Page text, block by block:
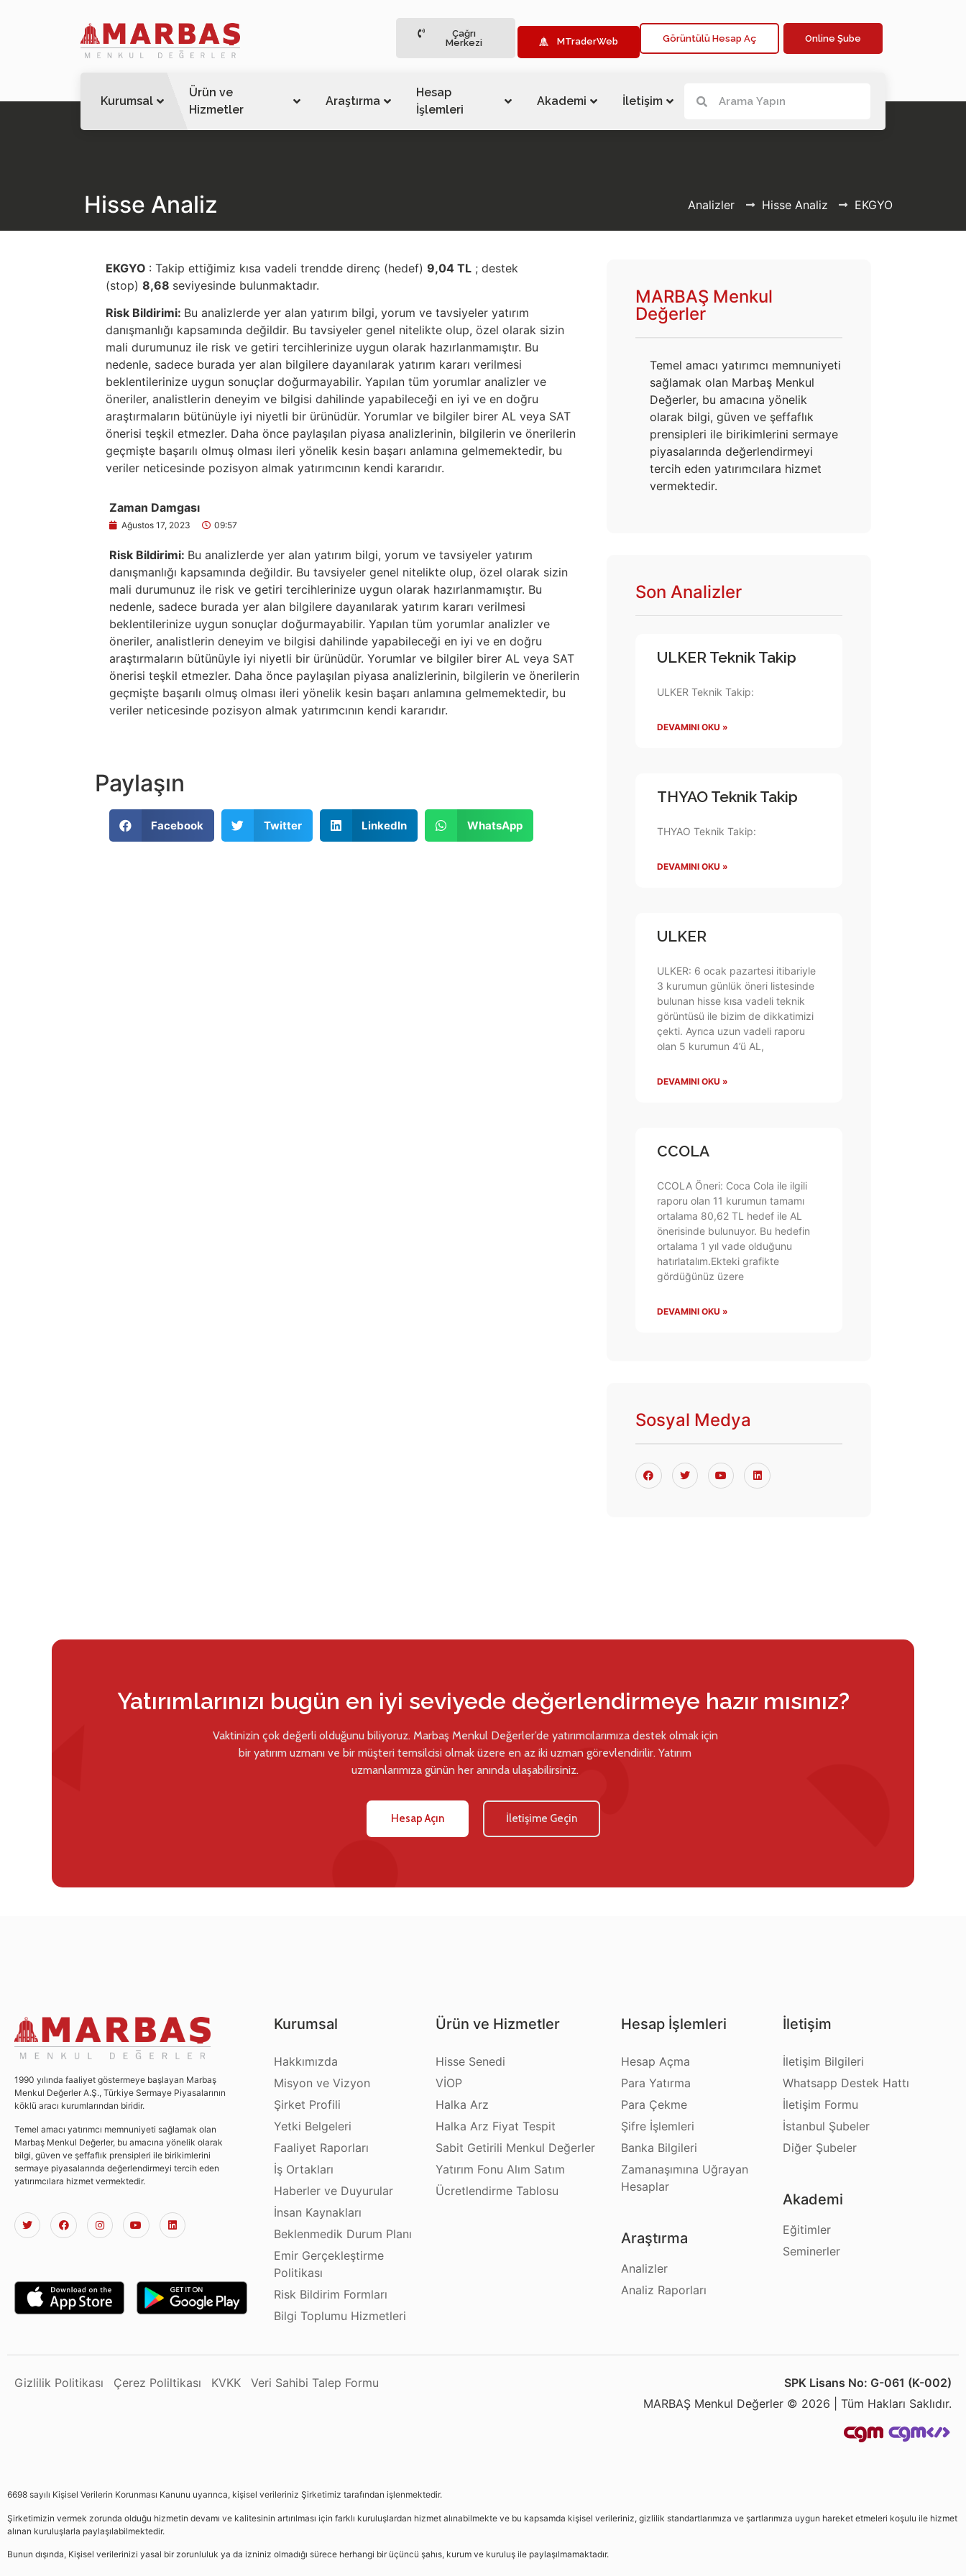
Çağrı
Merkezi
MTraderWeb Görüntülü Hesap Aç Online Şube
Kurumsal
Ürün ve
Hizmetler
Araştırma
Hesap
İşlemleri
Akademi İletişim
Hisse Analiz Analizler Hisse Analiz EKGYO
EKGYO : Takip ettiğimiz kısa vadeli trendde direnç (hedef) 9,04 TL; destek
(stop) 8,68 seviyesinde bulunmaktadır.
Risk Bildirimi: Bu analizlerde yer alan yatırım bilgi, yorum ve tavsiyeler yatırım
danışmanlığı kapsamında değildir. Bu tavsiyeler genel nitelikte olup, özel olarak sizin
mali durumunuz ile risk ve getiri tercihlerinize uygun olarak hazırlanmamıştır. Bu
nedenle, sadece burada yer alan bilgilere dayanılarak yatırım kararı verilmesi
beklentilerinize uygun sonuçlar doğurmayabilir. Yapılan tüm yorumlar analizler ve
öneriler, analistlerin deneyim ve bilgisi dahilinde yapabileceği en iyi ve en doğru
araştırmaların bütünüyle iyi niyetli bir ürünüdür. Yorumlar ve bilgiler birer AL veya SAT
önerisi teşkil etmezler. Daha önce paylaşılan piyasa analizlerinin, bilgilerin ve önerilerin
geçmişte başarılı olmuş olması ileri yönelik kesin başarı anlamına gelmemektedir, bu
veriler neticesinde pozisyon almak yatırımcının kendi kararıdır.
Zaman Damgası
Ağustos 17, 2023 09:57
Risk Bildirimi: Bu analizlerde yer alan yatırım bilgi, yorum ve tavsiyeler yatırım
danışmanlığı kapsamında değildir. Bu tavsiyeler genel nitelikte olup, özel olarak sizin
mali durumunuz ile risk ve getiri tercihlerinize uygun olarak hazırlanmamıştır. Bu
nedenle, sadece burada yer alan bilgilere dayanılarak yatırım kararı verilmesi
beklentilerinize uygun sonuçlar doğurmayabilir. Yapılan tüm yorumlar analizler ve
öneriler, analistlerin deneyim ve bilgisi dahilinde yapabileceği en iyi ve en doğru
araştırmaların bütünüyle iyi niyetli bir ürünüdür. Yorumlar ve bilgiler birer AL veya SAT
önerisi teşkil etmezler. Daha önce paylaşılan piyasa analizlerinin, bilgilerin ve önerilerin
geçmişte başarılı olmuş olması ileri yönelik kesin başarı anlamına gelmemektedir, bu
veriler neticesinde pozisyon almak yatırımcının kendi kararıdır.
Paylaşın
Facebook Twitter LinkedIn WhatsApp
MARBAŞ Menkul
Değerler
Temel amacı yatırımcı memnuniyeti
sağlamak olan Marbaş Menkul
Değerler, bu amacına yönelik
olarak bilgi, güven ve şeffaflık
prensipleri ile birikimlerini sermaye
piyasalarında değerlendirmeyi
tercih eden yatırımcılara hizmet
vermektedir.
Son Analizler
ULKER Teknik Takip
ULKER Teknik Takip:
DEVAMINI OKU »
THYAO Teknik Takip
THYAO Teknik Takip:
DEVAMINI OKU »
ULKER
ULKER: 6 ocak pazartesi itibariyle
3 kurumun günlük öneri listesinde
bulunan hisse kısa vadeli teknik
görüntüsü ile bizim de dikkatimizi
çekti. Ayrıca uzun vadeli raporu
olan 5 kurumun 4’ü AL,
DEVAMINI OKU »
CCOLA
CCOLA Öneri: Coca Cola ile ilgili
raporu olan 11 kurumun tamamı
ortalama 80,62 TL hedef ile AL
önerisinde bulunuyor. Bu hedefin
ortalama 1 yıl vade olduğunu
hatırlatalım.Ekteki grafikte
gördüğünüz üzere
DEVAMINI OKU »
Sosyal Medya
Yatırımlarınızı bugün en iyi seviyede değerlendirmeye hazır mısınız?
Vaktinizin çok değerli olduğunu biliyoruz. Marbaş Menkul Değerler’de yatırımcılarımıza destek olmak için
bir yatırım uzmanı ve bir müşteri temsilcisi olmak üzere en az iki uzman görevlendirilir. Yatırım
uzmanlarımıza günün her anında ulaşabilirsiniz.
Hesap Açın İletişime Geçin
1990 yılında faaliyet göstermeye başlayan Marbaş
Menkul Değerler A.Ş., Türkiye Sermaye Piyasalarının
köklü aracı kurumlarından biridir.
Temel amacı yatırımcı memnuniyeti sağlamak olan
Marbaş Menkul Değerler, bu amacına yönelik olarak
bilgi, güven ve şeffaflık prensipleri ile birikimlerini
sermaye piyasalarında değerlendirmeyi tercih eden
yatırımcılara hizmet vermektedir.
Kurumsal
Hakkımızda
Misyon ve Vizyon
Şirket Profili
Yetki Belgeleri
Faaliyet Raporları
İş Ortakları
Haberler ve Duyurular
İnsan Kaynakları
Beklenmedik Durum Planı
Emir Gerçekleştirme
Politikası
Risk Bildirim Formları
Bilgi Toplumu Hizmetleri
Ürün ve Hizmetler
Hisse Senedi
VİOP
Halka Arz
Halka Arz Fiyat Tespit
Sabit Getirili Menkul Değerler
Yatırım Fonu Alım Satım
Ücretlendirme Tablosu
Hesap İşlemleri
Hesap Açma
Para Yatırma
Para Çekme
Şifre İşlemleri
Banka Bilgileri
Zamanaşımına Uğrayan
Hesaplar
Araştırma
Analizler
Analiz Raporları
İletişim
İletişim Bilgileri
Whatsapp Destek Hattı
İletişim Formu
İstanbul Şubeler
Diğer Şubeler
Akademi
Eğitimler
Seminerler
Gizlilik Politikası Çerez Poliltikası KVKK Veri Sahibi Talep Formu
SPK Lisans No: G-061 (K-002)
MARBAŞ Menkul Değerler © 2026 | Tüm Hakları Saklıdır.
6698 sayılı Kişisel Verilerin Korunması Kanunu uyarınca, kişisel verileriniz Şirketimiz tarafından işlenmektedir.
Şirketimizin vermek zorunda olduğu hizmetin devamı ve kalitesinin artırılması için farklı kuruluşlardan hizmet alınabilmekte ve bu kapsamda kişisel verileriniz, gizlilik standartlarımıza ve şartlarımıza uygun hareket etmeleri koşulu ile hizmet
alınan kuruluşlarla paylaşılabilmektedir.
Bunun dışında, Kişisel verilerinizi yasal bir zorunluluk ya da izniniz olmadığı sürece herhangi bir üçüncü şahıs, kurum ve kuruluş ile paylaşılmamaktadır.